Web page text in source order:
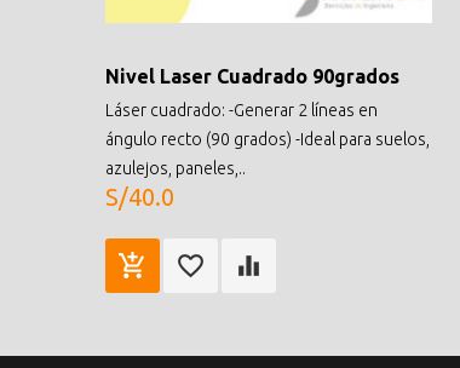
Nivel Laser Cuadrado 90grados
Láser cuadrado: -Generar 2 líneas en
ángulo recto (90 grados) -Ideal para suelos,
azulejos, paneles,..
S/40.0